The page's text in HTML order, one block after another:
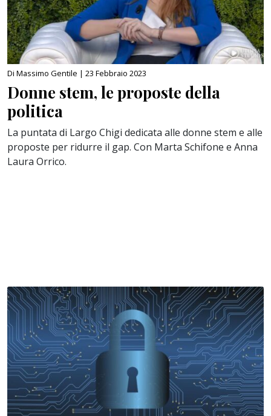
Di Massimo Gentile | 23 Febbraio 2023
Donne stem, le proposte della
politica
La puntata di Largo Chigi dedicata alle donne stem e alle
proposte per ridurre il gap. Con Marta Schifone e Anna
Laura Orrico.